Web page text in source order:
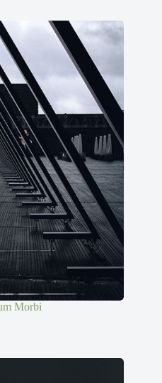
Morbi